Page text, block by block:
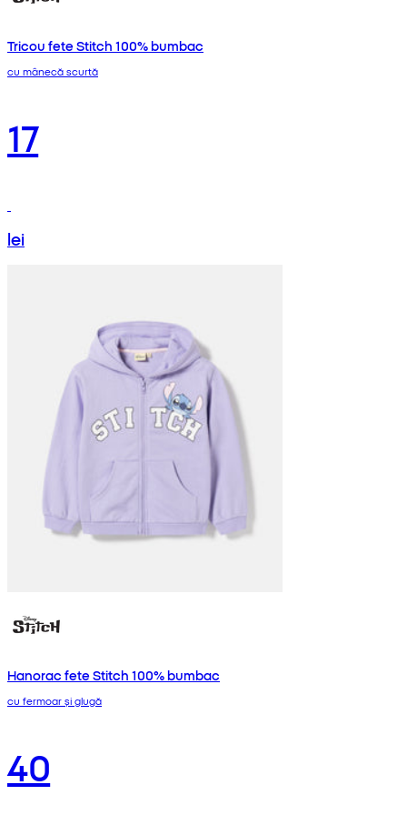
Tricou fete Stitch 100% bumbac
cu mânecă scurtă
17
lei
Hanorac fete Stitch 100% bumbac
cu fermoar și glugă
40